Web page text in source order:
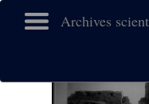
Archives